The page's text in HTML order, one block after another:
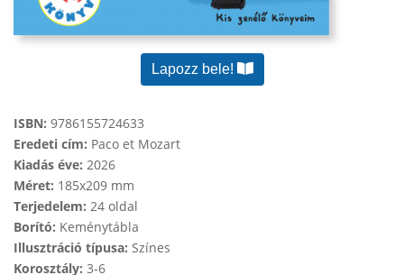
Lapozz bele!
ISBN: 9786155724633
Eredeti cím: Paco et Mozart
Kiadás éve: 2026
Méret: 185x209 mm
Terjedelem: 24 oldal
Borító: Keménytábla
Illusztráció típusa: Színes
Korosztály: 3-6